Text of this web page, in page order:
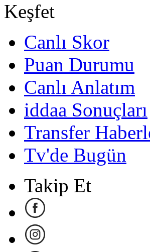
Keşfet
Canlı Skor
Puan Durumu
Canlı Anlatım
iddaa Sonuçları
Transfer
Tv'de Bugün
Takip Et